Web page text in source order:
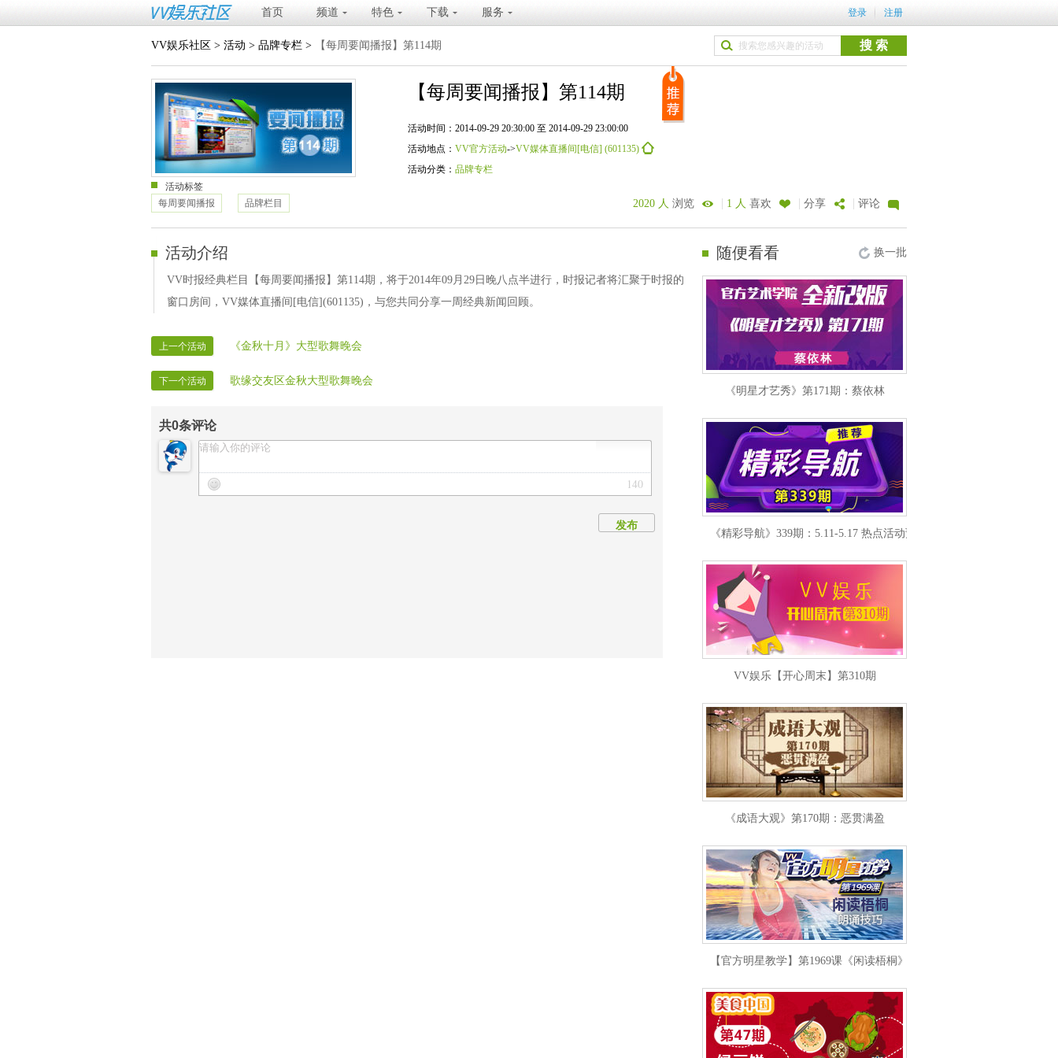
首页 频道 特色 下载 服务 登录 注册
VV娱乐社区 > 活动 > 品牌专栏 > 【每周要闻播报】第114期
【每周要闻播报】第114期
活动时间：2014-09-29 20:30:00 至 2014-09-29 23:00:00
活动地点： VV官方活动->VV媒体直播间[电信] (601135)
活动分类： 品牌专栏
活动标签
每周要闻播报
品牌栏目 2020 人 浏览 | 1 人 喜欢 | 分享 | 评论
活动介绍
VV时报经典栏目【每周要闻播报】第114期，将于2014年09月29日晚八点半进行，时报记者将汇聚于时报的
窗口房间，VV媒体直播间[电信](601135)，与您共同分享一周经典新闻回顾。
上一个活动 《金秋十月》大型歌舞晚会
下一个活动 歌缘交友区金秋大型歌舞晚会
共0条评论
140
发布
随便看看 换一批
《明星才艺秀》第171期：蔡依林
《精彩导航》339期：5.11-5.17 热点活动预报
VV娱乐【开心周末】第310期
《成语大观》第170期：恶贯满盈
【官方明星教学】第1969课《闲读梧桐》朗诵技巧